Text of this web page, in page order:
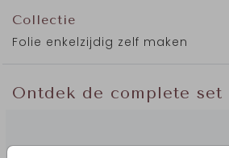
Collectie
Folie enkelzijdig zelf maken
Ontdek de complete set